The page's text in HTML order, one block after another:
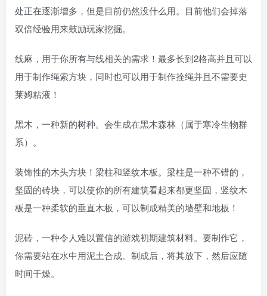
处正在逐渐增多，但是目前仍然没什么用。目前他们会掉落
双倍经验用来鼓励玩家挖掘。
线麻，用于你所有与线相关的需求！最多长到2格高并且可以
用于制作绳索方块，同时也可以用于制作拴绳并且不需要史
莱姆粘液！
黑木，一种新的树种。会生成在黑木森林（属于寒冷生物群
系）。
装饰性的木头方块！梁柱和竖纹木板。梁柱是一种不错的，
坚固的砖块，可以使你的所有建筑看起来都更坚固，竖纹木
板是一种柔软的垂直木板，可以制成精美的墙壁和地板！
泥砖，一种令人难以置信的游戏初期建筑材料。要制作它，
你需要站在水中用泥土合成。制成后，将其放下，然后应随
时间干燥。